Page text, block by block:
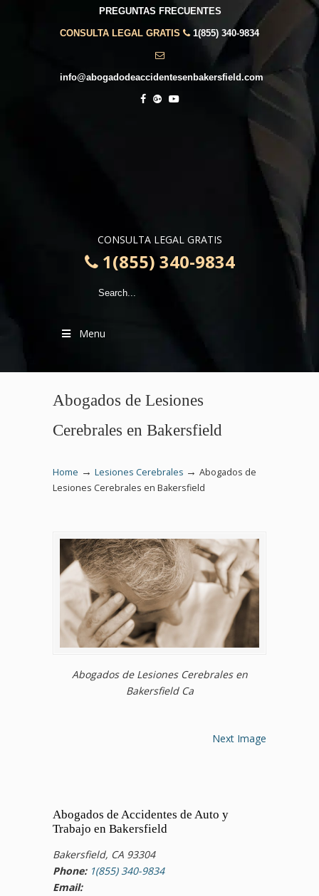
PREGUNTAS FRECUENTES
CONSULTA LEGAL GRATIS 1(855) 340-9834
info@abogadodeaccidentesenbakersfield.com
CONSULTA LEGAL GRATIS
1(855) 340-9834
Menu
Abogados de Lesiones
Cerebrales en Bakersfield
Home → Lesiones Cerebrales → Abogados de
Lesiones Cerebrales en Bakersfield
Abogados de Lesiones Cerebrales en
Bakersfield Ca
Next Image
Abogados de Accidentes de Auto y
Trabajo en Bakersfield
Bakersfield, CA 93304
Phone: 1(855) 340-9834
Email: